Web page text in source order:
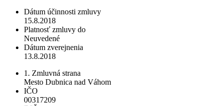
Dátum účinnosti zmluvy
15.8.2018
Platnosť zmluvy do
Neuvedené
Dátum zverejnenia
13.8.2018
1. Zmluvná strana
Mesto Dubnica nad Váhom
IČO
00317209